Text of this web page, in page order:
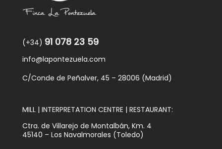
(+34) 91 078 23 59
info@lapontezuela.com
C/Conde de Peñalver, 45 – 28006 (Madrid)
MILL | INTERPRETATION CENTRE | RESTAURANT:
Ctra. de Villarejo de Montalbán, Km. 4
45140 – Los Navalmorales (Toledo)